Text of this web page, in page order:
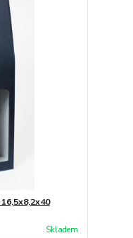
Skladem